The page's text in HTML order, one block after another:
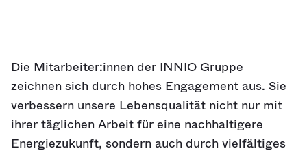
Die Mitarbeiter:innen der INNIO Gruppe
zeichnen sich durch hohes Engagement aus. Sie
verbessern unsere Lebensqualität nicht nur mit
ihrer täglichen Arbeit für eine nachhaltigere
Energiezukunft, sondern auch durch vielfältiges